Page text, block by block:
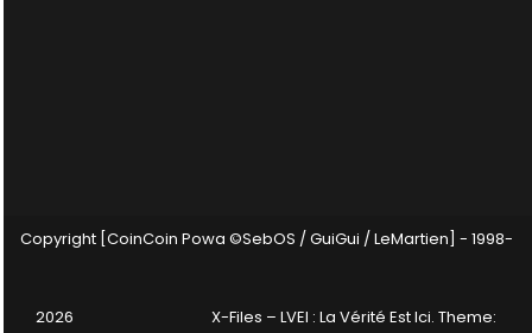
Copyright [CoinCoin Powa ©SebOS / GuiGui / LeMartien] - 1998-
2026 X-Files – LVEI : La Vérité Est Ici. Theme: